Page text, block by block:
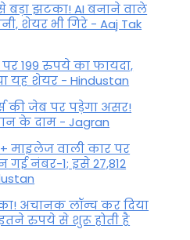
बड़ा झटका! AI बनाने वाले
शेयर भी गिरे - Aaj Tak
199 रुपये का फायदा,
यह शेयर - Hindustan
की जेब पर पड़ेगा असर!
के दाम - Jagran
माइलेज वाली कार पर
गई नंबर-1; इसे 27,812
अचानक लॉन्च कर दिया
रुपये से शुरू होती है